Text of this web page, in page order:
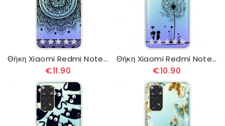
Θήκη Xiaomi Redmi Note 11 Pro 4G / 5G Διαφανές Λουλούδι Μάνταλα
€11.90
Θήκη Xiaomi Redmi Note 11 Pro 4G / 5G Πικραλίδα Αγάπη
€10.90